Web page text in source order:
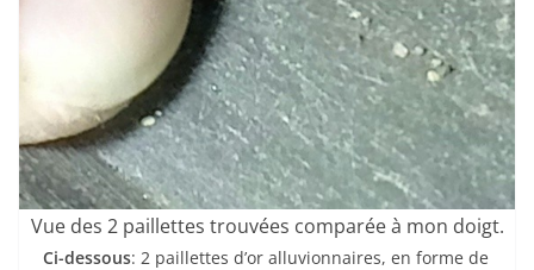
Vue des 2 paillettes trouvées comparée à mon doigt.
Ci-dessous: 2 paillettes d’or alluvionnaires, en forme de